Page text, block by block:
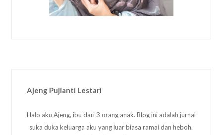
Ajeng Pujianti Lestari
Halo aku Ajeng, ibu dari 3 orang anak. Blog ini adalah jurnal
suka duka keluarga aku yang luar biasa ramai dan heboh.